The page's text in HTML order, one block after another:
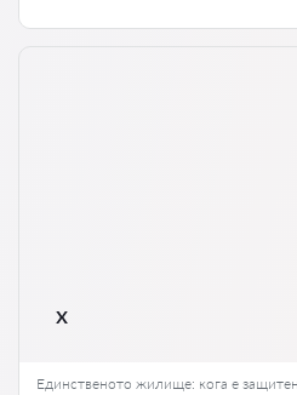
x
Единственото жилище: кога е